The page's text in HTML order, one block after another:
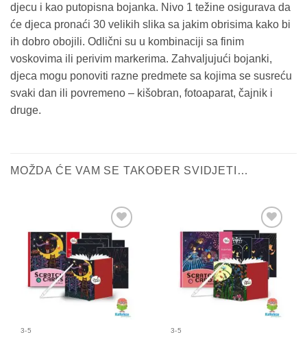
djecu i kao putopisna bojanka. Nivo 1 težine osigurava da
će djeca pronaći 30 velikih slika sa jakim obrisima kako bi
ih dobro obojili. Odlični su u kombinaciji sa finim
voskovima ili perivim markerima. Zahvaljujući bojanki,
djeca mogu ponoviti razne predmete sa kojima se susreću
svaki dan ili povremeno – kišobran, fotoaparat, čajnik i
druge.
MOŽDA ĆE VAM SE TAKOĐER SVIDJETI…
Sačuvaj
proizvod
3-5
Sačuvaj
proizvod
3-5